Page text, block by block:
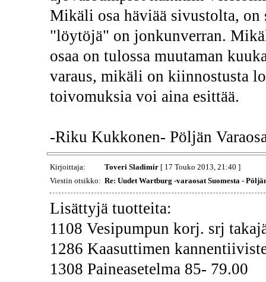
Mikäli osa häviää sivustolta, on
"löytöjä" on jonkunverran.
osaa on tulossa muutaman
varaus, mikäli on kiinnostusta
toivomuksia voi aina esittää.
-Riku Kukkonen- Pöljän
Kirjoittaja: Toveri Sladimir[ 17 Touko 2013, 21:40 ]
Viestin otsikko: Re: Uudet Wartburg -varaosat Suomesta -
Lisättyjä tuotteita:
1108 Vesipumpun korj. srj
1286 Kaasuttimen
1308 Paineasetelma 85- 79.00